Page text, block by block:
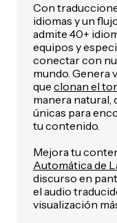
Con
idiomas y un
admite 40+
equipos y
conectar con
mundo. Genera
que clonan el
manera natural,
únicas para
tu contenido.
Mejora tu
Automática de
discurso en
el audio
visualización